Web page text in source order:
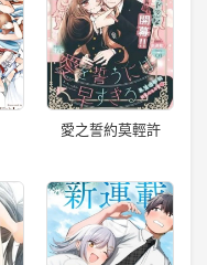
愛之誓約莫輕許